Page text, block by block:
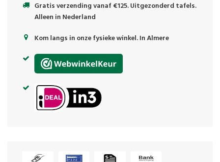
Gratis verzending vanaf €125. Uitgezonderd tafels.
Alleen in Nederland
Kom langs in onze fysieke winkel. In Almere